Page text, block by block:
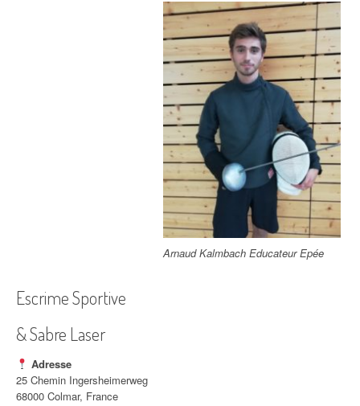
Arnaud Kalmbach Educateur Epée
Escrime Sportive
& Sabre Laser
Adresse
25 Chemin Ingersheimerweg
68000 Colmar, France